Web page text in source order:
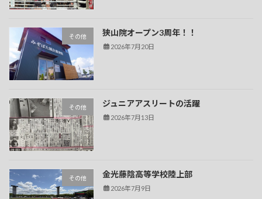
その他 狭山院オープン3周年！！
2026年7月20日
その他 ジュニアアスリートの活躍
2026年7月13日
その他 金光藤陰高等学校陸上部
2026年7月9日